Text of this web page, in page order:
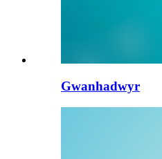
Gwanhadwyr